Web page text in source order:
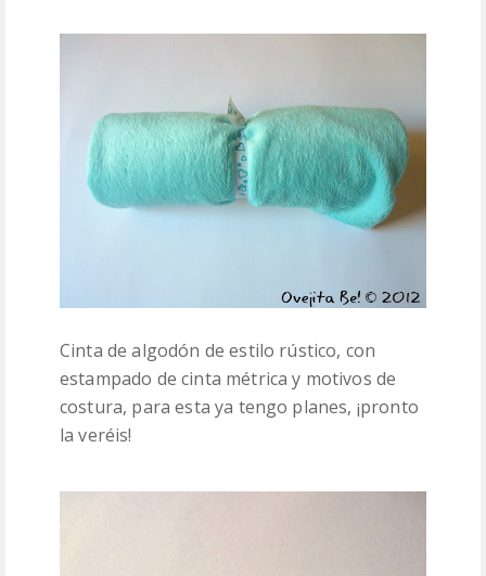
Cinta de algodón de estilo rústico, con
estampado de cinta métrica y motivos de
costura, para esta ya tengo planes, ¡pronto
la veréis!